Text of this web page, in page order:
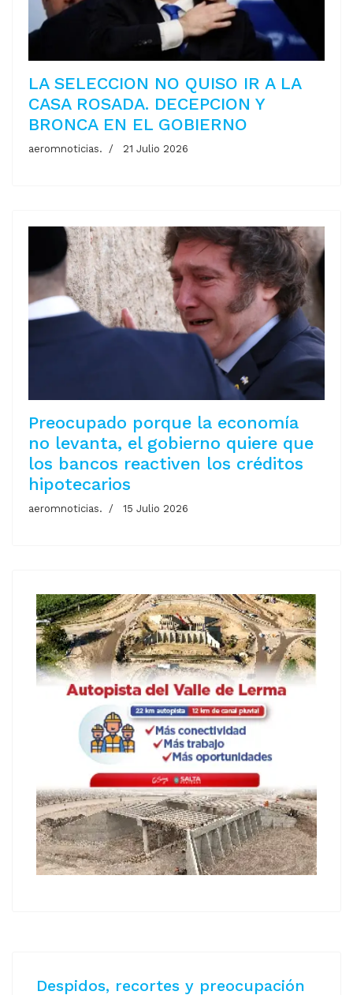
LA SELECCION NO QUISO IR A LA
CASA ROSADA. DECEPCION Y
BRONCA EN EL GOBIERNO
aeromnoticias. 21 Julio 2026
Preocupado porque la economía
no levanta, el gobierno quiere que
los bancos reactiven los créditos
hipotecarios
aeromnoticias. 15 Julio 2026
Despidos, recortes y preocupación